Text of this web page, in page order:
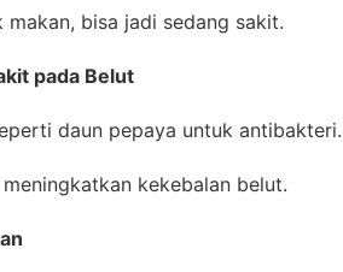
bisa jadi sedang sakit.
pada Belut
daun pepaya untuk antibakteri.
kekebalan belut.